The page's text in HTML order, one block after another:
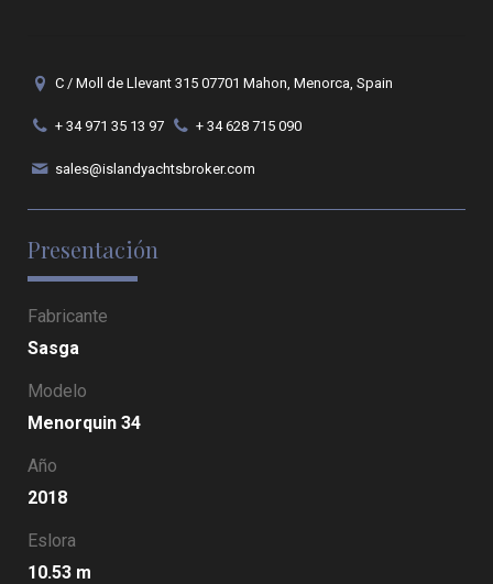
C / Moll de Llevant 315 07701 Mahon, Menorca, Spain
+ 34 971 35 13 97 + 34 628 715 090
sales@islandyachtsbroker.com
Presentación
Fabricante
Sasga
Modelo
Menorquin 34
Año
2018
Eslora
10.53 m